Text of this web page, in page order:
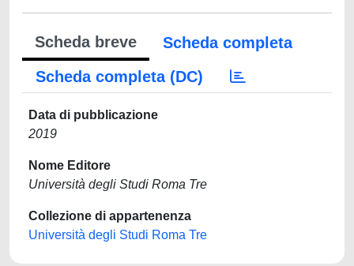
Scheda breve
Scheda completa
Scheda completa (DC)
Data di pubblicazione
2019
Nome Editore
Università degli Studi Roma Tre
Collezione di appartenenza
Università degli Studi Roma Tre